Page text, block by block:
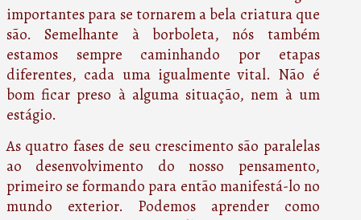
importantes para se tornarem a bela criatura que
são. Semelhante à borboleta, nós também
estamos sempre caminhando por etapas
diferentes, cada uma igualmente vital. Não é
bom ficar preso à alguma situação, nem à um
estágio.
As quatro fases de seu crescimento são paralelas
ao desenvolvimento do nosso pensamento,
primeiro se formando para então manifestá-lo no
mundo exterior. Podemos aprender como